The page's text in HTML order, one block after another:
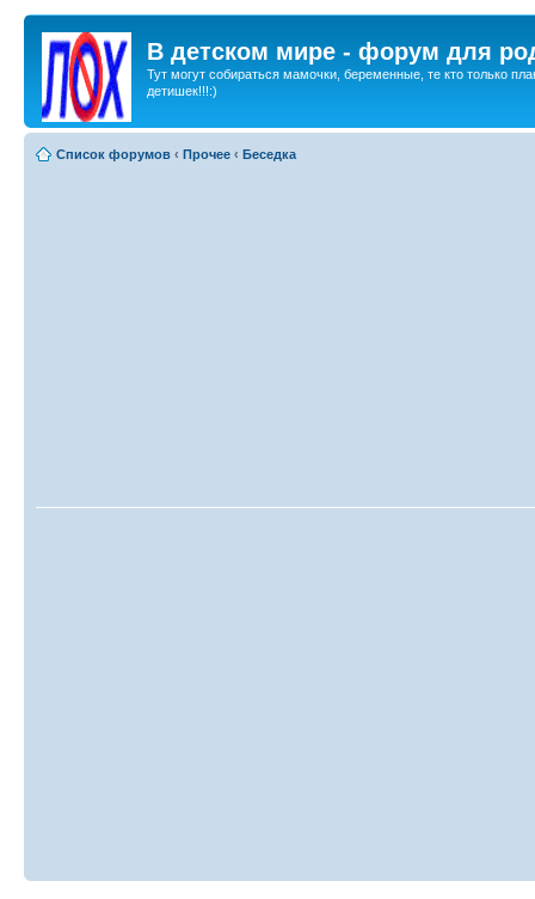
В детском мире - форум для
Тут могут собираться мамочки, беременные, те кто только
детишек!!!:)
Список форумов ‹ Прочее ‹ Беседка